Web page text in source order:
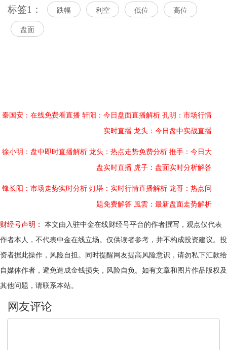
标签1： 跌幅 利空 低位 高位
盘面
秦国安：在线免费看直播 轩阳：今日盘面直播解析 孔明：市场行情
实时直播 龙头：今日盘中实战直播
徐小明：盘中即时直播解析 龙头：热点走势免费分析 推手：今日大
盘实时直播 虎子：盘面实时分析解答
锋长阳：市场走势实时分析 灯塔：实时行情直播解析 龙哥：热点问
题免费解答 風雲：最新盘面走势解析
财经号声明：
本文由入驻中金在线财经号平台的作者撰写，观点仅代表
作者本人，不代表中金在线立场。仅供读者参考，并不构成投资建议。投
资者据此操作，风险自担。同时提醒网友提高风险意识，请勿私下汇款给
自媒体作者，避免造成金钱损失，风险自负。如有文章和图片作品版权及
其他问题，请联系本站。